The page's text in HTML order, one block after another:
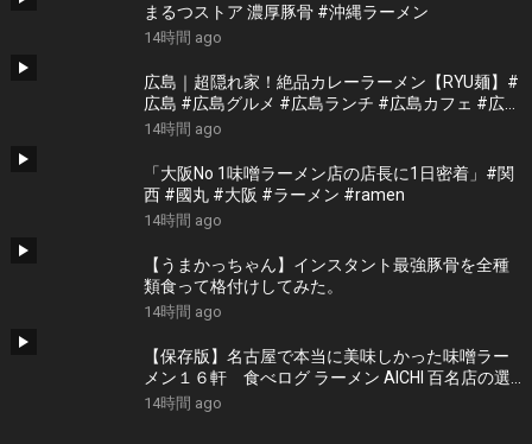
まるつストア 濃厚豚骨 #沖縄ラーメン
14時間 ago
広島｜超隠れ家！絶品カレーラーメン【RYU麺】#
広島 #広島グルメ #広島ランチ #広島カフェ #広島
ディナー #japanesefood #japantrip #hiroshima
14時間 ago
「大阪No 1味噌ラーメン店の店長に1日密着」#関
西 #國丸 #大阪 #ラーメン #ramen
14時間 ago
【うまかっちゃん】インスタント最強豚骨を全種
類食って格付けしてみた。
14時間 ago
【保存版】名古屋で本当に美味しかった味噌ラー
メン１６軒 食べログ ラーメン AICHI 百名店の選
出店から札幌白味噌ラーメン、好来系薬膳味噌ら
14時間 ago